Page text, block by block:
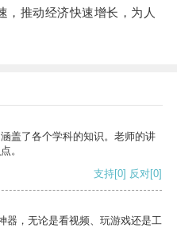
推动经济快速增长，为人
盖了各个学科的知识。老师的讲
。
支持[0] 反对[0]
器，无论是看视频、玩游戏还是工